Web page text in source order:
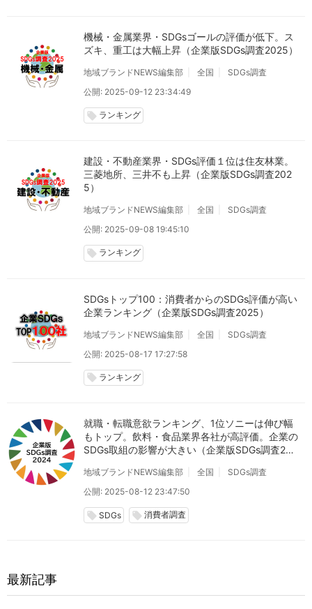
機械・金属業界・SDGsゴールの評価が低下。ス
ズキ、重工は大幅上昇（企業版SDGs調査2025）
地域ブランドNEWS編集部 全国
SDGs調査
公開: 2025-09-12 23:34:49
local_offer ランキング
建設・不動産業界・SDGs評価１位は住友林業。
三菱地所、三井不も上昇（企業版SDGs調査202
5）
地域ブランドNEWS編集部 全国
SDGs調査
公開: 2025-09-08 19:45:10
local_offer ランキング
SDGsトップ100：消費者からのSDGs評価が高い
企業ランキング（企業版SDGs調査2025）
地域ブランドNEWS編集部 全国
SDGs調査
公開: 2025-08-17 17:27:58
local_offer ランキング
就職・転職意欲ランキング、1位ソニーは伸び幅
もトップ。飲料・食品業界各社が高評価。企業の
SDGs取組の影響が大きい（企業版SDGs調査202
地域ブランドNEWS編集部 全国
SDGs調査
公開: 2025-08-12 23:47:50
local_offer SDGs local_offer 消費者調査
最新記事